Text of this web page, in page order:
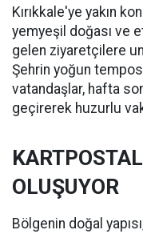
Kırıkkale'ye yakın
yemyeşil doğası ve
gelen ziyaretçilere
Şehrin yoğun
vatandaşlar, hafta
geçirerek huzurlu
OLUŞUYOR
Bölgenin doğal